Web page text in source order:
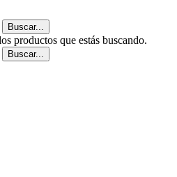
Buscar...
productos que estás buscando.
Buscar...